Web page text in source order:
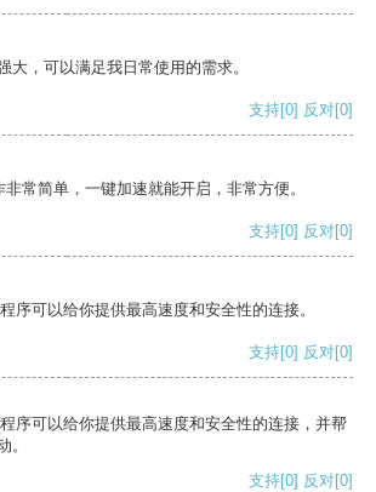
大，可以满足我日常使用的需求。
支持[0] 反对[0]
常简单，一键加速就能开启，非常方便。
支持[0] 反对[0]
序可以给你提供最高速度和安全性的连接。
支持[0] 反对[0]
序可以给你提供最高速度和安全性的连接，并帮
。
支持[0] 反对[0]